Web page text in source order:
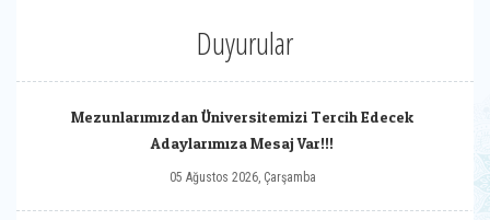
Duyurular
Mezunlarımızdan Üniversitemizi Tercih Edecek
Adaylarımıza Mesaj Var!!!
05 Ağustos 2026, Çarşamba